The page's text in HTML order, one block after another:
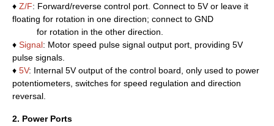
♦ Z/F: Forward/reverse control port. Connect to 5V or leave it
floating for rotation in one direction; connect to GND
for rotation in the other direction.
♦ Signal: Motor speed pulse signal output port, providing 5V
pulse signals.
♦ 5V: Internal 5V output of the control board, only used to power
potentiometers, switches for speed regulation and direction
reversal.
2. Power Ports